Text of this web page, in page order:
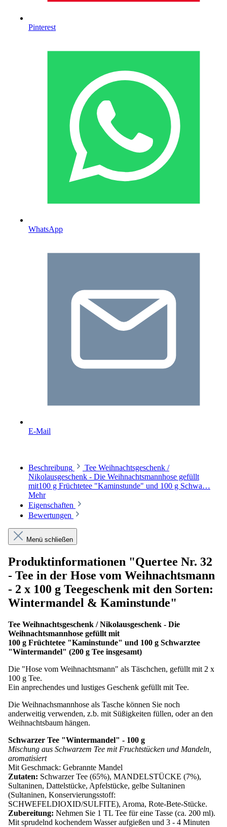
Pinterest
WhatsApp
E-Mail
Beschreibung
Tee Weihnachtsgeschenk /
Nikolausgeschenk - Die Weihnachtsmannhose gefüllt
mit100 g Früchtetee "Kaminstunde" und 100 g Schwa…
Mehr
Eigenschaften
Bewertungen
Menü schließen
Produktinformationen "Quertee Nr. 32
- Tee in der Hose vom Weihnachtsmann
- 2 x 100 g Teegeschenk mit den Sorten:
Wintermandel & Kaminstunde"
Tee Weihnachtsgeschenk / Nikolausgeschenk - Die
Weihnachtsmannhose gefüllt mit
100 g Früchtetee "Kaminstunde" und 100 g Schwarztee
"Wintermandel" (200 g Tee insgesamt)
Die "Hose vom Weihnachtsmann" als Täschchen, gefüllt mit 2 x
100 g Tee.
Ein anprechendes und lustiges Geschenk gefüllt mit Tee.
Die Weihnachsmannhose als Tasche können Sie noch
anderweitig verwenden, z.b. mit Süßigkeiten füllen, oder an den
Weihnachtsbaum hängen.
Schwarzer Tee "Wintermandel" - 100 g
Mischung aus Schwarzem Tee mit Fruchtstücken und Mandeln,
aromatisiert
Mit Geschmack: Gebrannte Mandel
Zutaten: Schwarzer Tee (65%), MANDELSTÜCKE (7%),
Sultaninen, Dattelstücke, Apfelstücke, gelbe Sultaninen
(Sultaninen, Konservierungsstoff:
SCHWEFELDIOXID/SULFITE), Aroma, Rote-Bete-Stücke.
Zubereitung: Nehmen Sie 1 TL Tee für eine Tasse (ca. 200 ml).
Mit sprudelnd kochendem Wasser aufgießen und 3 - 4 Minuten